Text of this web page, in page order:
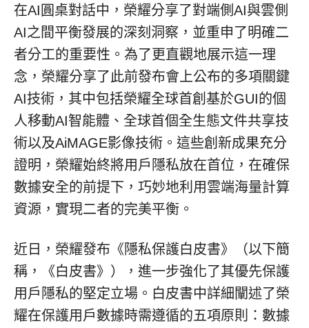
在AI圓桌對話中，榮耀分享了對端側AI與雲側
AI之間平衡發展的深刻洞察，並重申了明確二
者分工的重要性。為了更直觀地展示這一理
念，榮耀分享了此前發布會上公布的多項關鍵
AI技術，其中包括榮耀全球首創基於GUI的個
人移動AI智能體、全球首個全生態文件共享技
術以及AiMAGE影像技術。這些創新成果充分
證明，榮耀始終將用戶隱私放在首位，在確保
數據安全的前提下，巧妙地利用雲端海量計算
資源，實現二者的完美平衡。
近日，榮耀發布《隱私保護白皮書》（以下簡
稱，《白皮書》），進一步強化了其優先保護
用戶隱私的堅定立場。白皮書中詳細闡述了榮
耀在保護用戶數據時需遵循的五項原則：數據